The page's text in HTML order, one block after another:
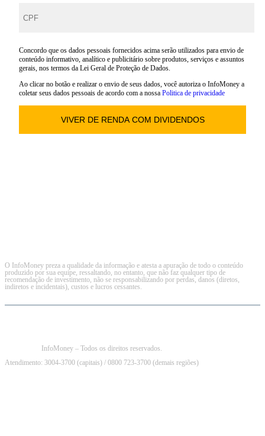
Concordo que os dados pessoais fornecidos acima serão utilizados para envio de
conteúdo informativo, analítico e publicitário sobre produtos, serviços e assuntos
gerais, nos termos da Lei Geral de Proteção de Dados.
Ao clicar no botão e realizar o envio de seus dados, você autoriza o InfoMoney a
coletar seus dados pessoais de acordo com a nossa Politica de privacidade
O InfoMoney preza a qualidade da informação e atesta a apuração de todo o conteúdo
produzido por sua equipe, ressaltando, no entanto, que não faz qualquer tipo de
recomendação de investimento, não se responsabilizando por perdas, danos (diretos,
indiretos e incidentais), custos e lucros cessantes.
InfoMoney – Todos os direitos reservados.
Atendimento: 3004-3700 (capitais) / 0800 723-3700 (demais regiões)